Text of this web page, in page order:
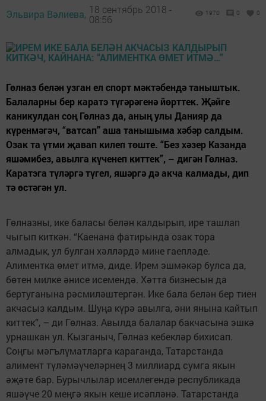
Эльвира Вәлиева, 18 сентябрь 2018 -
08:56
1970 0 0
Гөлназ белән узган ел спорт мәктәбендә таныштык.
Балаларны бер каратэ түгәрәгенә йөрттек. Җәйге
каникулдан соң Гөлназ да, аның улы Данияр да
күренмәгәч, “ватсап” аша танышыма хәбәр салдым.
Озак та үтми җавап килеп төште. “Без хәзер Казанда
яшәмибез, авылга күченеп киттек”, – дигән Гөлназ.
Каратэга түләргә түгел, яшәргә дә акча калмады, дип
тә өстәгән ул.
Гөлназны, ике баласы белән калдырып, ире ташлап
чыгып киткән. “Каенана фатирында озак тора
алмадык, ул булган хәлләрдә мине гаепләде.
Алиментка өмет итмә, диде. Ирем эшмәкәр булса да,
бөтен милке әнисе исемендә. Хәтта бизнесын да
бертуганына рәсмиләштер­гән. Ике бала белән бер тиен
акчасыз калдым. Шуңа күрә авылга, әни янына кайтып
киттек”, – ди Гөлназ. Авылда балалар бакчасына эшкә
урнашкан ул. Кызганыч, Гөлназ ке­бекләр бихисап.
Соңгы мәгълүмат­ларга караганда, Татарстанда
алимент түлә­мәү­челәрнең 3 миллиард сумга якын
әҗәте бар. Бурычлылар исемле­гендә республикада
яшәү­че 20 меңгә якын кеше исәпләнә. Татарстанда